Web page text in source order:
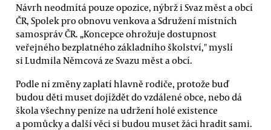
Návrh neodmítá pouze opozice, nýbrž i Svaz měst a obcí
ČR, Spolek pro obnovu venkova a Sdružení místních
samospráv ČR. „Koncepce ohrožuje dostupnost
veřejného bezplatného základního školství," myslí
si Ludmila Němcová ze Svazu měst a obcí.
Podle ní změny zaplatí hlavně rodiče, protože buď
budou děti muset dojíždět do vzdálené obce, nebo dá
škola všechny peníze na udržení holé existence
a pomůcky a další věci si budou muset žáci hradit sami.